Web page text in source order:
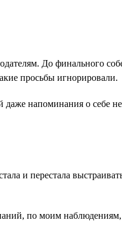
До финального
просьбы игнорировали.
напоминания о себе
и перестала
по моим